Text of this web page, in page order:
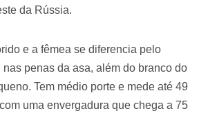
da Rússia.
e a fêmea se diferencia pelo
penas da asa, além do branco do
Tem médio porte e mede até 49
uma envergadura que chega a 75